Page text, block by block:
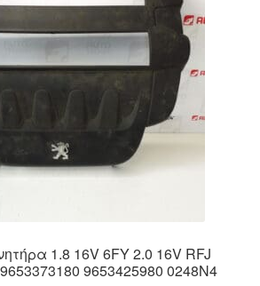
1.8 16V 6FY 2.0 16V RFJ
9653425980 0248N4